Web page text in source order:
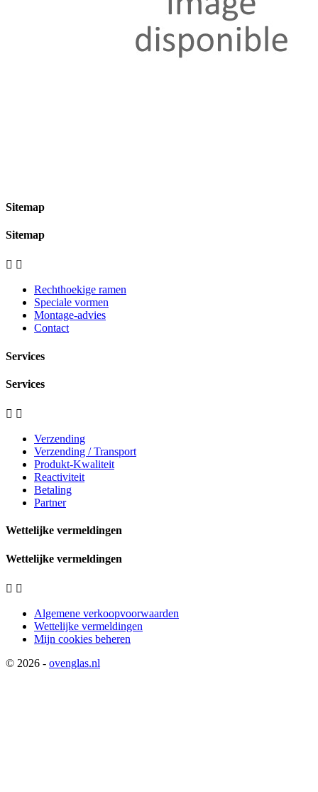
Sitemap
Sitemap
 
Rechthoekige ramen
Speciale vormen
Montage-advies
Contact
Services
Services
 
Verzending
Verzending / Transport
Produkt-Kwaliteit
Reactiviteit
Betaling
Partner
Wettelijke vermeldingen
Wettelijke vermeldingen
 
Algemene verkoopvoorwaarden
Wettelijke vermeldingen
Mijn cookies beheren
© 2026 - ovenglas.nl